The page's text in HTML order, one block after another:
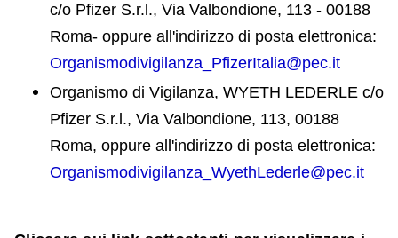
c/o Pfizer S.r.l., Via Valbondione, 113 - 00188
Roma- oppure all'indirizzo di posta elettronica:
Organismodivigilanza_PfizerItalia@pec.it
Organismo di Vigilanza, WYETH LEDERLE c/o
Pfizer S.r.l., Via Valbondione, 113, 00188
Roma, oppure all'indirizzo di posta elettronica:
Organismodivigilanza_WyethLederle@pec.it